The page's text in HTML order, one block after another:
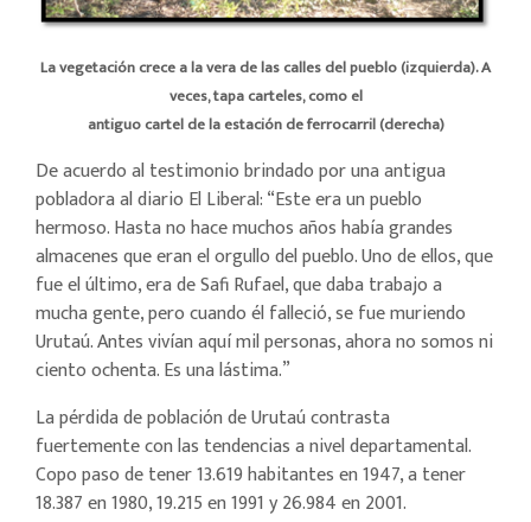
La vegetación crece a la vera de las calles del pueblo (izquierda). A
veces, tapa carteles, como el
antiguo cartel de la estación de ferrocarril (derecha)
De acuerdo al testimonio brindado por una antigua
pobladora al diario El Liberal: “Este era un pueblo
hermoso. Hasta no hace muchos años había grandes
almacenes que eran el orgullo del pueblo. Uno de ellos, que
fue el último, era de Safi Rufael, que daba trabajo a
mucha gente, pero cuando él falleció, se fue muriendo
Urutaú. Antes vivían aquí mil personas, ahora no somos ni
ciento ochenta. Es una lástima.”
La pérdida de población de Urutaú contrasta
fuertemente con las tendencias a nivel departamental.
Copo paso de tener 13.619 habitantes en 1947, a tener
18.387 en 1980, 19.215 en 1991 y 26.984 en 2001.